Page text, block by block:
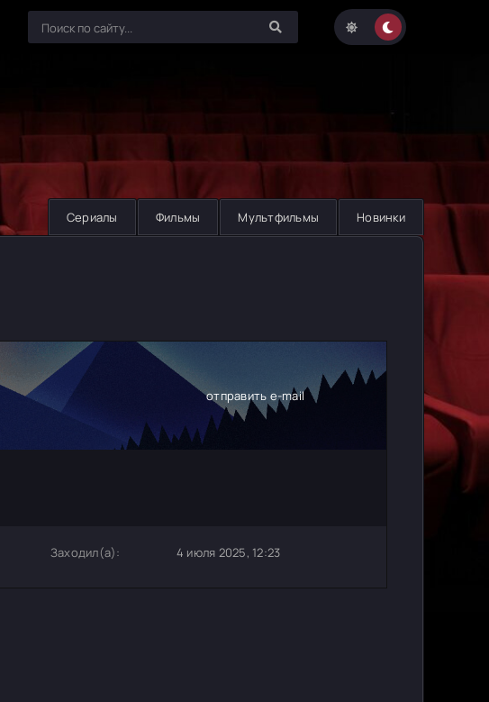
Сериалы Фильмы Мультфильмы Новинки
отправить e-mail
Заходил(а): 4 июля 2025, 12:23